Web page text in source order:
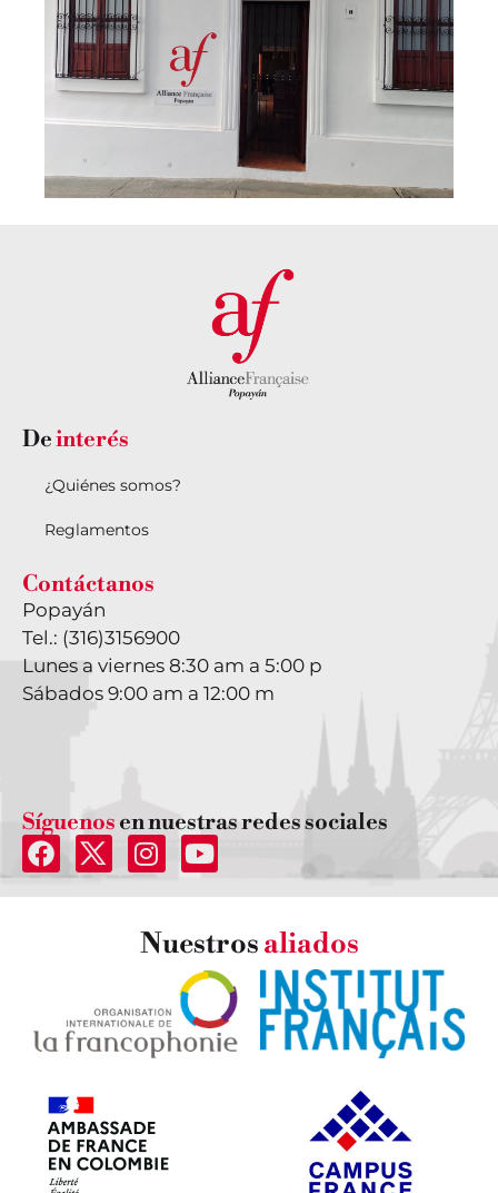
Deinterés
¿Quiénes somos?
Reglamentos
Contáctanos
Popayán
Tel.: (316)3156900
Lunes a viernes 8:30 am a 5:00 p
Sábados 9:00 am a 12:00 m
Síguenos en nuestras redes sociales
Nuestrosaliados